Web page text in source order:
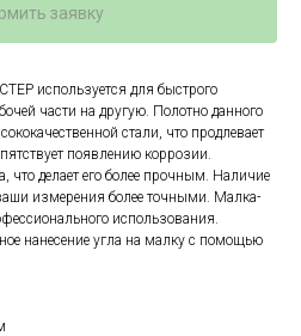
заявку
используется для быстрого
части на другую. Полотно данного
стали, что продлевает
появлению коррозии.
что делает его более прочным. Наличие
измерения более точными. Малка-
использования.
нанесение угла на малку с помощью